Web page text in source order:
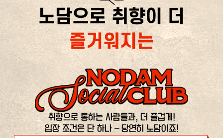
노담으로 취향이 더
즐거워지는
취향으로 통하는 사람들과, 더 즐겁게!
입장 조건은 단 하나 – 당연히 노담이죠!